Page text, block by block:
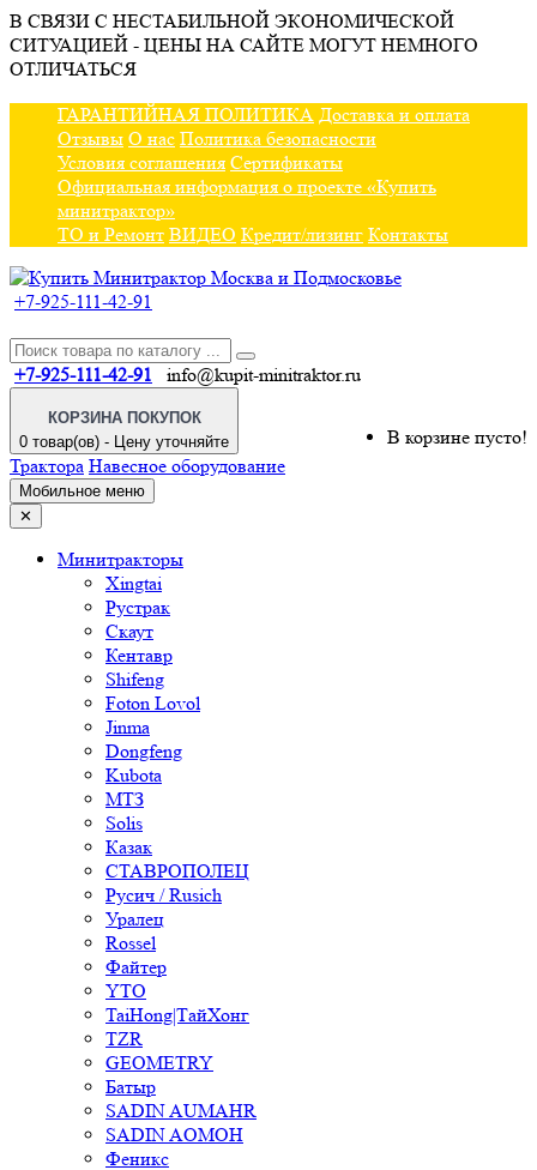
В СВЯЗИ С НЕСТАБИЛЬНОЙ ЭКОНОМИЧЕСКОЙ
СИТУАЦИЕЙ - ЦЕНЫ НА САЙТЕ МОГУТ НЕМНОГО
ОТЛИЧАТЬСЯ
ГАРАНТИЙНАЯ ПОЛИТИКА Доставка и оплата
Отзывы О нас Политика безопасности
Условия соглашения Сертификаты
Официальная информация о проекте «Купить
минитрактор»
ТО и Ремонт ВИДЕО Кредит/лизинг Контакты
+7-925-111-42-91
+7-925-111-42-91 info@kupit-minitraktor.ru
КОРЗИНА ПОКУПОК
0 товар(ов) - Цену уточняйте
В корзине пусто!
Трактора Навесное оборудование
Мобильное меню
✕
Минитракторы
Xingtai
Рустрак
Скаут
Кентавр
Shifeng
Foton Lovol
Jinma
Dongfeng
Kubota
МТЗ
Solis
Казак
СТАВРОПОЛЕЦ
Русич / Rusich
Уралец
Rossel
Файтер
YTO
TaiHong|ТайХонг
TZR
GEOMETRY
Батыр
SADIN AUMAHR
SADIN AOMOH
Феникс